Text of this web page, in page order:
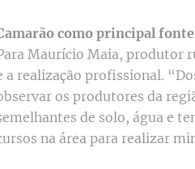
como principal
Maurício Maia, produtor
a realização profissional.
os produtores da
de solo, água e
na área para realizar